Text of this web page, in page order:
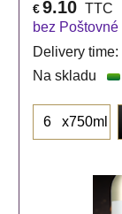
€9.10 TTC
bez Poštovné
Delivery time:
Na skladu
x750ml